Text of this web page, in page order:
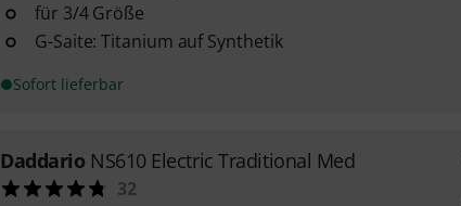
für 3/4 Größe
G-Saite: Titanium auf Synthetik
Sofort lieferbar
Daddario NS610 Electric Traditional Med
32